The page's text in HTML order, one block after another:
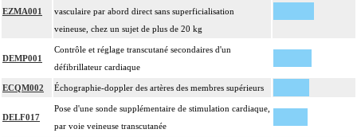
EZMA001
vasculaire par abord direct sans superficialisation
veineuse, chez un sujet de plus de 20 kg
DEMP001
Contrôle et réglage transcutané secondaires d'un
défibrillateur cardiaque
ECQM002 Échographie-doppler des artères des membres supérieurs
DELF017
Pose d'une sonde supplémentaire de stimulation cardiaque,
par voie veineuse transcutanée